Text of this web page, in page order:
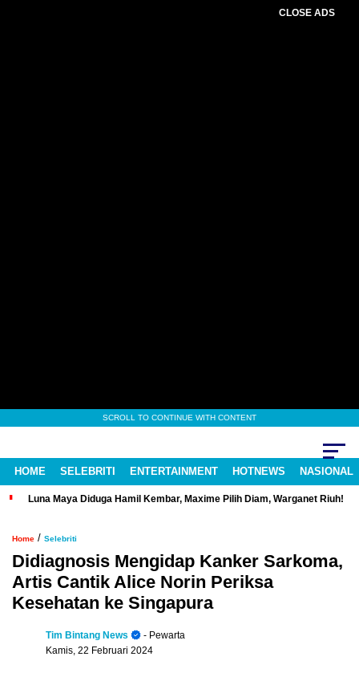
CLOSE ADS
SCROLL TO CONTINUE WITH CONTENT
HOME SELEBRITI ENTERTAINMENT HOTNEWS NASIONAL
Luna Maya Diduga Hamil Kembar, Maxime Pilih Diam, Warganet Riuh!
Home / Selebriti
Didiagnosis Mengidap Kanker Sarkoma,
Artis Cantik Alice Norin Periksa
Kesehatan ke Singapura
Tim Bintang News
- Pewarta
Kamis, 22 Februari 2024